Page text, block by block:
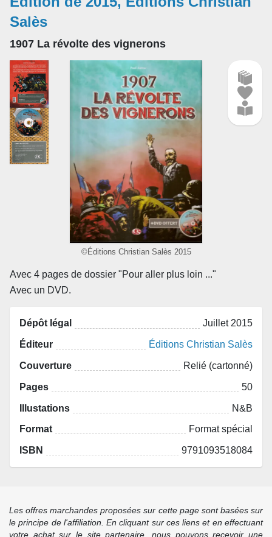
Salès
1907 La révolte des vignerons
©Éditions Christian Salès 2015
Avec 4 pages de dossier "Pour aller plus loin ..."
Avec un DVD.
Dépôt légal Juillet 2015
Éditeur Éditions Christian Salès
Couverture Relié (cartonné)
Pages 50
Illustations N&B
Format Format spécial
ISBN 9791093518084
Les offres marchandes proposées sur cette page sont basées sur
le principe de l'affiliation. En cliquant sur ces liens et en effectuant
votre achat sur le site partenaire, nous pouvons recevoir une